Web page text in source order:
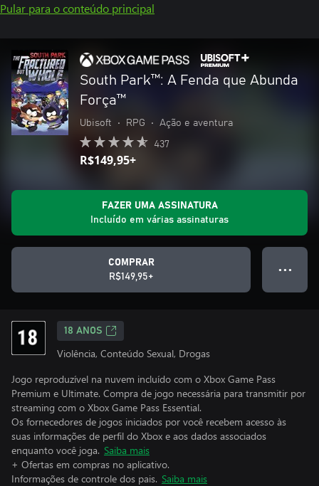
Pular para o conteúdo principal
South Park™: A Fenda que Abunda
Força™
Ubisoft • RPG • Ação e aventura
437
R$149,95+
FAZER UMA ASSINATURA
Incluído em várias assinaturas
COMPRAR
R$149,95+
● ● ●
18 ANOS
Violência, Conteúdo Sexual, Drogas
Jogo reproduzível na nuvem incluído com o Xbox Game Pass
Premium e Ultimate. Compra de jogo necessária para transmitir por
streaming com o Xbox Game Pass Essential.
Os fornecedores de jogos iniciados por você recebem acesso às
suas informações de perfil do Xbox e aos dados associados
enquanto você joga. Saiba mais
+ Ofertas em compras no aplicativo.
Informações de controle dos pais. Saiba mais